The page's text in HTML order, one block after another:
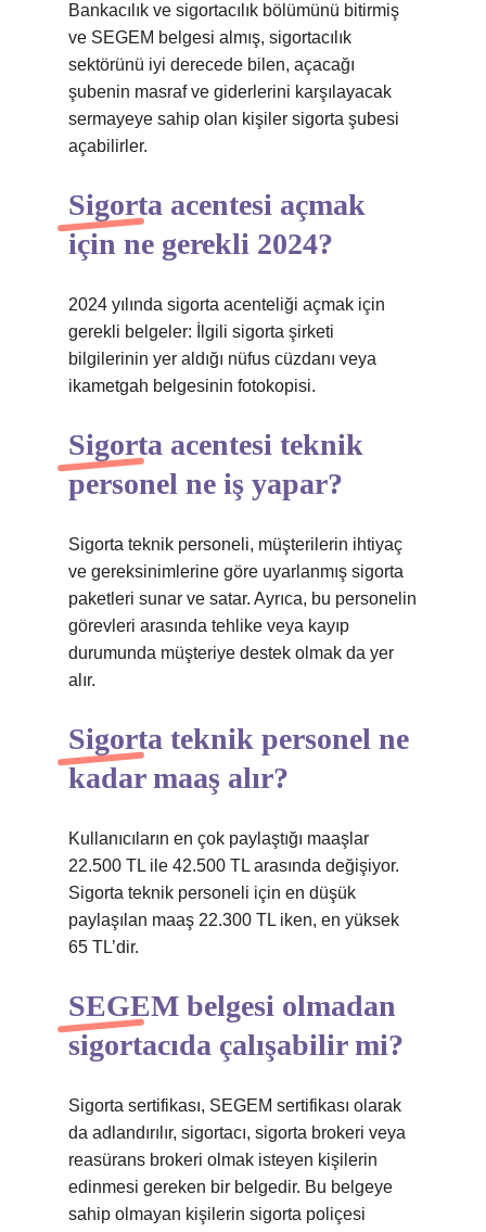
Bankacılık ve sigortacılık bölümünü bitirmiş
ve SEGEM belgesi almış, sigortacılık
sektörünü iyi derecede bilen, açacağı
şubenin masraf ve giderlerini karşılayacak
sermayeye sahip olan kişiler sigorta şubesi
açabilirler.
Sigorta acentesi açmak
için ne gerekli 2024?
2024 yılında sigorta acenteliği açmak için
gerekli belgeler: İlgili sigorta şirketi
bilgilerinin yer aldığı nüfus cüzdanı veya
ikametgah belgesinin fotokopisi.
Sigorta acentesi teknik
personel ne iş yapar?
Sigorta teknik personeli, müşterilerin ihtiyaç
ve gereksinimlerine göre uyarlanmış sigorta
paketleri sunar ve satar. Ayrıca, bu personelin
görevleri arasında tehlike veya kayıp
durumunda müşteriye destek olmak da yer
alır.
Sigorta teknik personel ne
kadar maaş alır?
Kullanıcıların en çok paylaştığı maaşlar
22.500 TL ile 42.500 TL arasında değişiyor.
Sigorta teknik personeli için en düşük
paylaşılan maaş 22.300 TL iken, en yüksek
65 TL’dir.
SEGEM belgesi olmadan
sigortacıda çalışabilir mi?
Sigorta sertifikası, SEGEM sertifikası olarak
da adlandırılır, sigortacı, sigorta brokeri veya
reasürans brokeri olmak isteyen kişilerin
edinmesi gereken bir belgedir. Bu belgeye
sahip olmayan kişilerin sigorta poliçesi